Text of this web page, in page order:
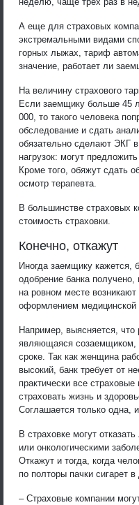
А еще для страховых
экстремальными видами
горных лыжах, тариф
значение, работает ли
На величину страхового
Если заемщику больше 45
000, то такого человека
обследование и сдать
обязательно сделают ЭКГ
нагрузок: могут
Кроме того, обяжут сдать
осмотр терапевта.
В большинстве страховых
стоимость страховки.
Конечно, откажут
Иногда заемщику кажется,
одобрение банка
на ровном месте
оформлением медицинской
Например, выясняется,
являющаяся созаемщиком,
сроке. Так как женщина
высокий, банк требует от
практически все
страховать жизнь и
Соглашается только одна,
В страховке могут
или онкологическими
Откажут и тогда, когда
по полторы пачки сигарет в
– Страховые компании